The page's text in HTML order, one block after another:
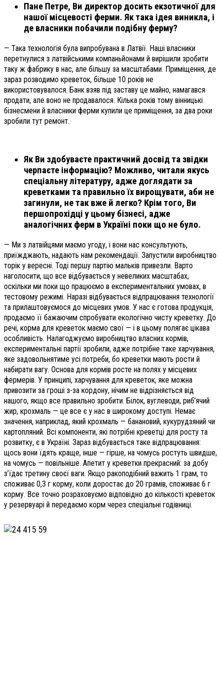
Пане Петре, Ви директор досить екзотичної для
нашої місцевості ферми. Як така ідея виникла, і
де власники побачили подібну ферму?
— Така технологія була випробувана в Латвії. Наші власники
перетнулися з латвійськими компаньйонами й вирішили зробити
таку ж фабрику в нас, але більшу за масштабами. Приміщення, де
зараз розводимо креветок, більше 10 років не
використовувалося. Банк взяв під заставу це майно, намагався
продати, але воно не продавалося. Кілька років тому вінницькі
бізнесмени й власники ферми купили це приміщення, за два роки
зробили тут ремонт.
Як Ви здобуваєте практичний досвід та звідки
черпаєте інформацію? Можливо, читали якусь
спеціальну літературу, адже доглядати за
креветками та правильно їх вирощувати, аби не
загинули, не так вже й легко? Крім того, Ви
першопрохідці у цьому бізнесі, адже
аналогічних ферм в Україні поки що не було.
— Ми з латвійцями маємо угоду, і вони нас консультують,
приїжджають, надають нам рекомендації. Запустили виробництво
торік у вересні. Тоді першу партію мальків привезли. Варто
наголосити, що все відбувається у невеликих масштабах,
оскільки ми поки що працюємо в експериментальних умовах, в
тестовому режимі. Наразі відбувається відпрацювання технології
та прилаштовуємося до місцевих умов. У нас є готова продукція,
продаємо її бажаючим спробувати екологічно чисту креветку. До
речі, корма для креветок маємо свої — і в цьому полягає цікава
особливість. Налагоджуємо виробництво власних кормів,
експериментальні партії зробили, адже потрібне таке харчування,
яке задовольнятиме усі потреби, бо креветки мають рости й
набирати вагу. Основа для кормів росте на полях у місцевих
фермерів. У принципі, харчування для креветок, яке можна
привозити за гроші з-за кордону, нічим не відрізняється від
нашого, якщо все правильно зробити. Білок, вуглеводи, риб’ячий
жир, крохмаль — це все є у нас в широкому доступі. Немає
значення, наприклад, який крохмаль — банановий, кукурудзяний чи
картопляний. Всі компоненти, які потрібні креветці для росту та
розвитку, є в Україні. Зараз відбувається таке відпрацювання:
щось вони їдять краще, інше — гірше, на чомусь ростуть швидше,
на чомусь — повільніше. Апетит у креветки прекрасний: за добу
з’їдає третину своєї ваги. Якщо ракоподібний важить 1 грам, то
споживає 0,3 г корму, коли доростає до 20 грамів, споживає 6 г
корму. Все точно розраховуємо відповідно до кількості креветок
у резервуарі й передаємо корм через спеціальні годівниці.